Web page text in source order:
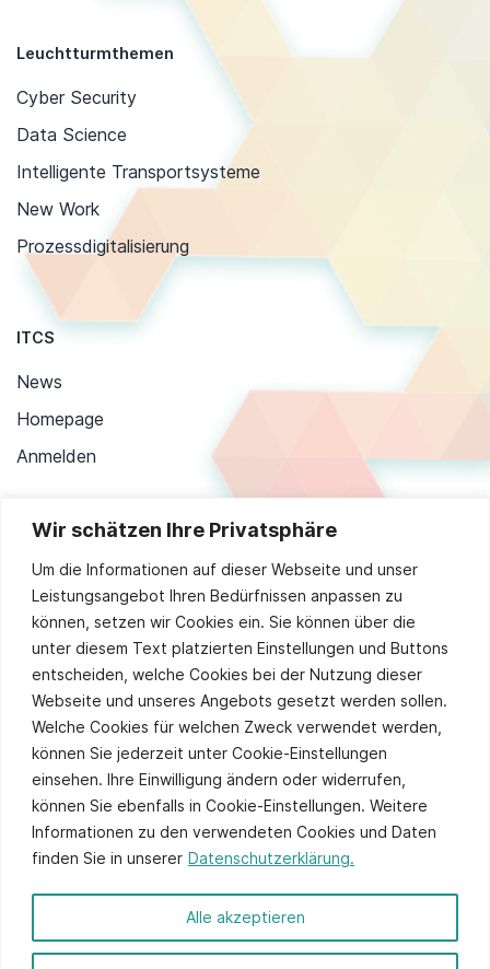
Wir schätzen Ihre Privatsphäre
Um die Informationen auf dieser Webseite und unser
Leistungsangebot Ihren Bedürfnissen anpassen zu
können, setzen wir Cookies ein. Sie können über die
unter diesem Text platzierten Einstellungen und Buttons
entscheiden, welche Cookies bei der Nutzung dieser
Webseite und unseres Angebots gesetzt werden sollen.
Welche Cookies für welchen Zweck verwendet werden,
können Sie jederzeit unter Cookie-Einstellungen
einsehen. Ihre Einwilligung ändern oder widerrufen,
können Sie ebenfalls in Cookie-Einstellungen. Weitere
Informationen zu den verwendeten Cookies und Daten
finden Sie in unserer Datenschutzerklärung.
Alle akzeptieren
Leuchtturmthemen
Cyber Security
Data Science
Intelligente Transportsysteme
New Work
Prozessdigitalisierung
ITCS
News
Homepage
Anmelden
Sie stimmen unserer Datenschutzpolitik
zu.
Alternative:
© 2026 ITCS - Website byaxtesys
Impressum